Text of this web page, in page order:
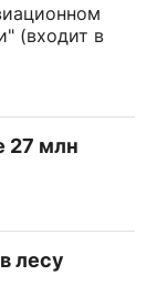
(входит в
27 млн
лесу